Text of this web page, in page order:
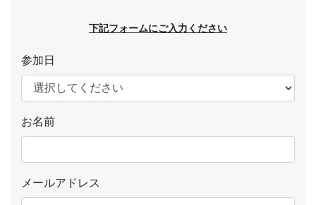
下記フォームにご入力ください
参加日
お名前
メールアドレス